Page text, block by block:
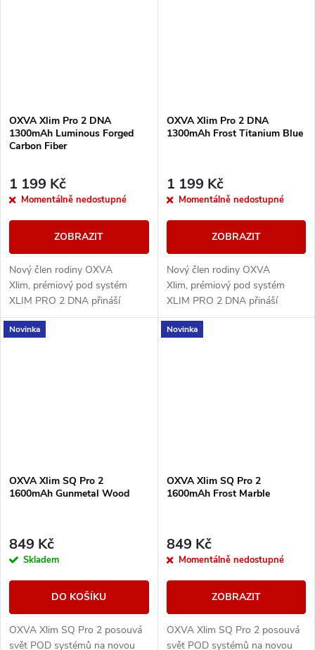
OXVA Xlim Pro 2 DNA
1300mAh Luminous Forged
Carbon Fiber
1 199 Kč
Momentálně nedostupné
ZOBRAZIT
Nový člen rodiny OXVA
Xlim, prémiový pod systém
XLIM PRO 2 DNA přináší
špičkový výkon díky
pokročilému čipu EVOLV DNA,
OXVA Xlim Pro 2 DNA
1300mAh Frost Titanium Blue
1 199 Kč
Momentálně nedostupné
ZOBRAZIT
Nový člen rodiny OXVA
Xlim, prémiový pod systém
XLIM PRO 2 DNA přináší
špičkový výkon díky
pokročilému čipu EVOLV DNA,
Novinka
OXVA Xlim SQ Pro 2
1600mAh Gunmetal Wood
849 Kč
Skladem
DO KOŠÍKU
OXVA Xlim SQ Pro 2 posouvá
svět POD systémů na novou
Novinka
OXVA Xlim SQ Pro 2
1600mAh Frost Marble
849 Kč
Momentálně nedostupné
ZOBRAZIT
OXVA Xlim SQ Pro 2 posouvá
svět POD systémů na novou